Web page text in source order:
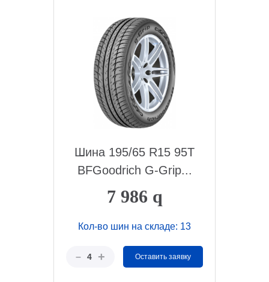
Шина 195/65 R15 95T
BFGoodrich G-Grip...
7 986 q
Кол-во шин на складе: 13
– 4 + Оставить заявку